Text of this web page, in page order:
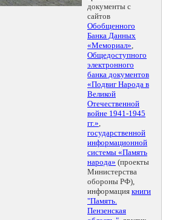
документы с
сайтов
Обобщенного
Банка Данных
«Мемориал»,
Общедоступного
электронного
банка документов
«Подвиг Народа в
Великой
Отечественной
войне 1941-1945
гг.»,
государственной
информационной
системы «Память
народа» (проекты
Министерства
обороны РФ),
информация книги
"Память.
Пензенская